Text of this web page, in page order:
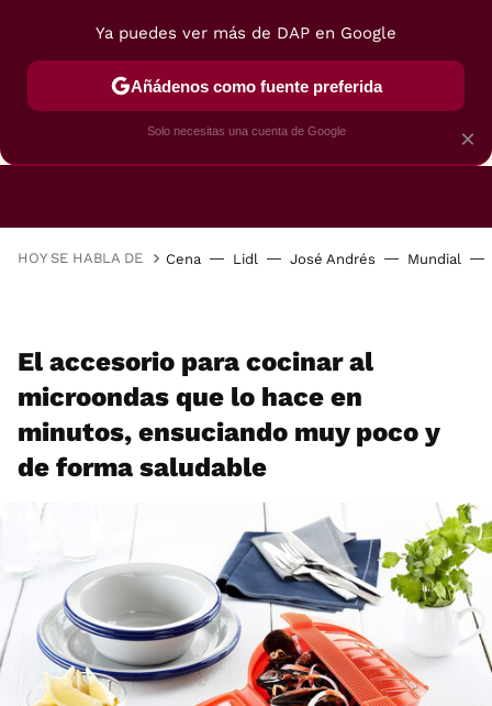
FREIDORAS DE AIRE GUÍAS DE
HOY SE HABLA DE Cena Lidl José Andrés Mundial
El accesorio para cocinar al
microondas que lo hace en
minutos, ensuciando muy poco y
de forma saludable
×
Ya puedes ver más de DAP en Google
Añádenos como fuente preferida
Solo necesitas una cuenta de Google